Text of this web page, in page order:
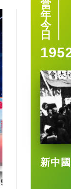
90後王興興 「
當
年
今
日
新中